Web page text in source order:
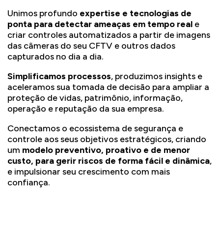
Unimos profundo expertise e tecnologias de
ponta para detectar ameaças em tempo real e
criar controles automatizados a partir de imagens
das câmeras do seu CFTV e outros dados
capturados no dia a dia.
Simplificamos processos, produzimos insights e
aceleramos sua tomada de decisão para ampliar a
proteção de vidas, patrimônio, informação,
operação e reputação da sua empresa.
Conectamos o ecossistema de segurança e
controle aos seus objetivos estratégicos, criando
um modelo preventivo, proativo e de menor
custo, para gerir riscos de forma fácil e dinâmica,
e impulsionar seu crescimento com mais
confiança.